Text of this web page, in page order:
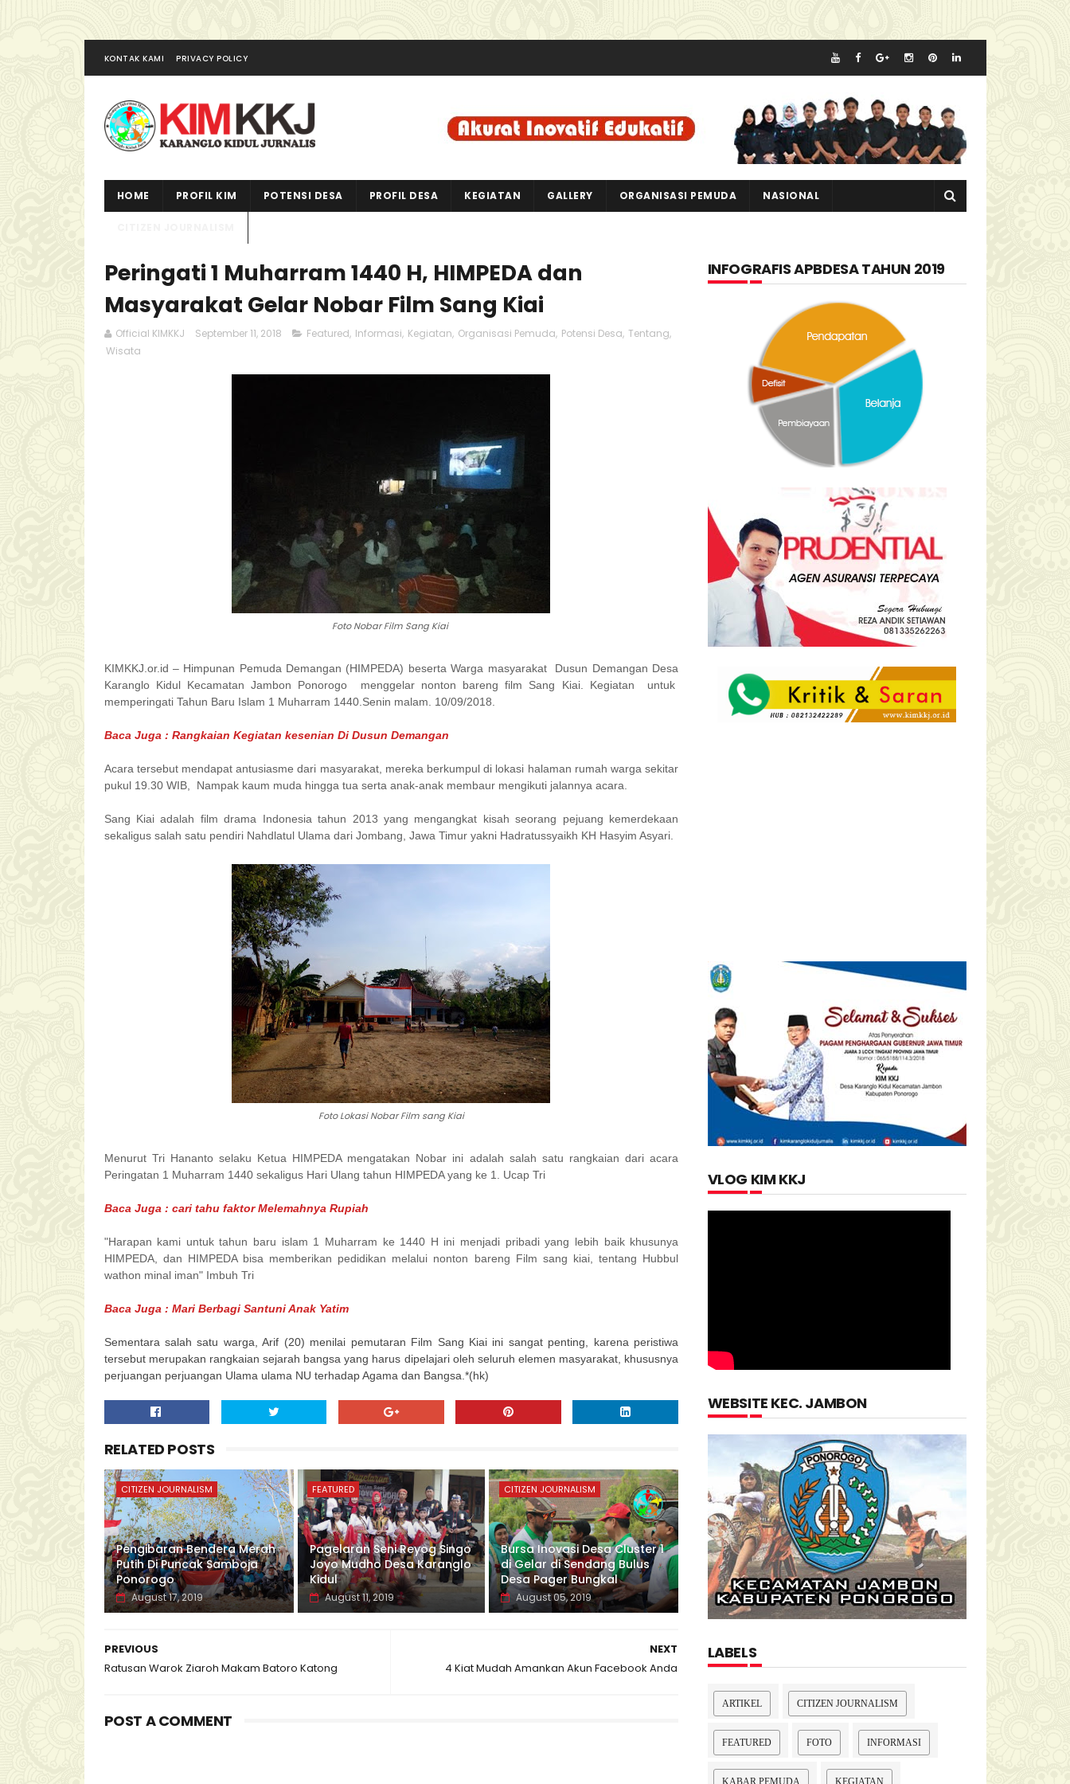
KONTAK KAMI PRIVACY POLICY
HOME PROFIL KIM POTENSI DESA PROFIL DESA KEGIATAN GALLERY ORGANISASI PEMUDA NASIONAL
Peringati 1 Muharram 1440 H, HIMPEDA dan
Masyarakat Gelar Nobar Film Sang Kiai
Official KIMKKJ September 11, 2018 Featured, Informasi, Kegiatan, Organisasi Pemuda, Potensi Desa, Tentang,
Wisata
Foto Nobar Film Sang Kiai
KIMKKJ.or.id – Himpunan Pemuda Demangan (HIMPEDA) beserta Warga masyarakat Dusun Demangan Desa
Karanglo Kidul Kecamatan Jambon Ponorogo menggelar nonton bareng film Sang Kiai. Kegiatan untuk
memperingati Tahun Baru Islam 1 Muharram 1440.Senin malam. 10/09/2018.
Baca Juga : Rangkaian Kegiatan kesenian Di Dusun Demangan
Acara tersebut mendapat antusiasme dari masyarakat, mereka berkumpul di lokasi halaman rumah warga sekitar
pukul 19.30 WIB, Nampak kaum muda hingga tua serta anak-anak membaur mengikuti jalannya acara.
Sang Kiai adalah film drama Indonesia tahun 2013 yang mengangkat kisah seorang pejuang kemerdekaan
sekaligus salah satu pendiri Nahdlatul Ulama dari Jombang, Jawa Timur yakni Hadratussyaikh KH Hasyim Asyari.
Foto Lokasi Nobar Film sang Kiai
Menurut Tri Hananto selaku Ketua HIMPEDA mengatakan Nobar ini adalah salah satu rangkaian dari acara
Peringatan 1 Muharram 1440 sekaligus Hari Ulang tahun HIMPEDA yang ke 1. Ucap Tri
Baca Juga : cari tahu faktor Melemahnya Rupiah
"Harapan kami untuk tahun baru islam 1 Muharram ke 1440 H ini menjadi pribadi yang lebih baik khusunya
HIMPEDA, dan HIMPEDA bisa memberikan pedidikan melalui nonton bareng Film sang kiai, tentang Hubbul
wathon minal iman" Imbuh Tri
Baca Juga : Mari Berbagi Santuni Anak Yatim
Sementara salah satu warga, Arif (20) menilai pemutaran Film Sang Kiai ini sangat penting, karena peristiwa
tersebut merupakan rangkaian sejarah bangsa yang harus dipelajari oleh seluruh elemen masyarakat, khususnya
perjuangan perjuangan Ulama ulama NU terhadap Agama dan Bangsa.*(hk)
RELATED POSTS
CITIZEN JOURNALISM
Pengibaran Bendera Merah
Putih Di Puncak Samboja
Ponorogo
August 17, 2019
FEATURED
Pagelaran Seni Reyog Singo
Joyo Mudho Desa Karanglo
Kidul
August 11, 2019
CITIZEN JOURNALISM
Bursa Inovasi Desa Cluster 1
di Gelar di Sendang Bulus
Desa Pager Bungkal
August 05, 2019
NEXT
4 Kiat Mudah Amankan Akun Facebook Anda
PREVIOUS
Ratusan Warok Ziaroh Makam Batoro Katong
POST A COMMENT
INFOGRAFIS APBDESA TAHUN 2019
VLOG KIM KKJ
WEBSITE KEC. JAMBON
LABELS
ARTIKEL CITIZEN JOURNALISM
FEATURED FOTO INFORMASI
KABAR PEMUDA KEGIATAN